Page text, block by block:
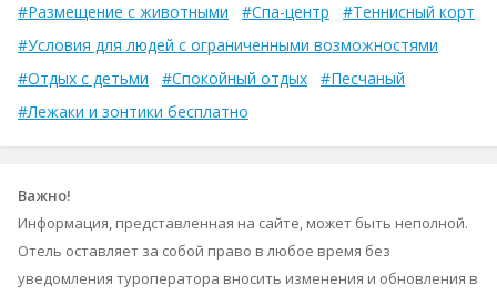
#Размещение с животными
#Спа-центр
#Теннисный корт
#Условия для людей с ограниченными возможностями
#Отдых с детьми
#Спокойный отдых
#Песчаный
#Лежаки и зонтики бесплатно
Важно!
Информация, представленная на сайте, может быть неполной.
Отель оставляет за собой право в любое время без
уведомления туроператора вносить изменения и обновления в